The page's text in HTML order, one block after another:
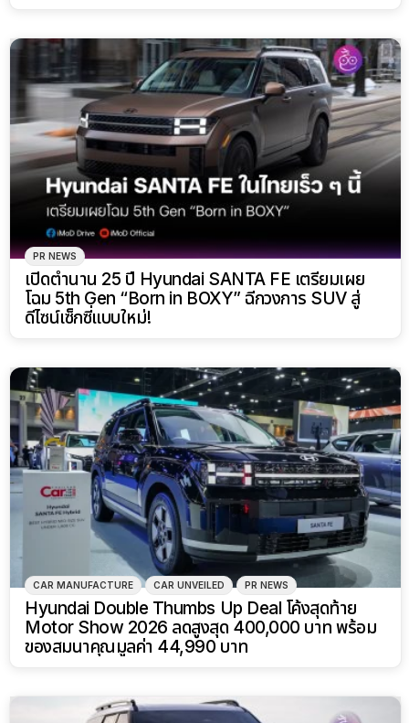
PR NEWS
เปิดตำนาน 25 ปี Hyundai SANTA FE เตรียมเผย
โฉม 5th Gen “Born in BOXY” ฉีกวงการ SUV สู่
ดีไซน์เซ็กซี่แบบใหม่!
CAR MANUFACTURE CAR UNVEILED PR NEWS
Hyundai Double Thumbs Up Deal โค้งสุดท้าย
Motor Show 2026 ลดสูงสุด 400,000 บาท พร้อม
ของสมนาคุณมูลค่า 44,990 บาท